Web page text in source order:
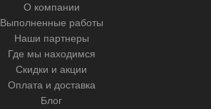
О компании
Выполненные работы
Наши партнеры
Где мы находимся
Скидки и акции
Оплата и доставка
Блог